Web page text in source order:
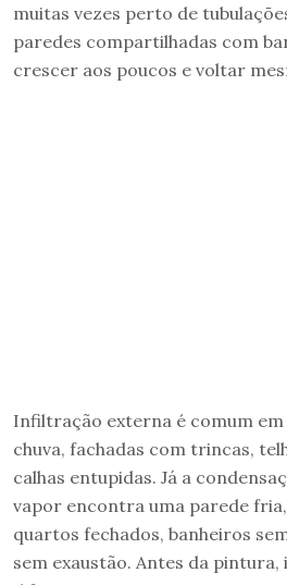
muitas vezes perto de
paredes compartilhadas com
crescer aos poucos e voltar
Infiltração externa é comum
chuva, fachadas com trincas,
calhas entupidas. Já a
vapor encontra uma parede
quartos fechados, banheiros
sem exaustão. Antes da